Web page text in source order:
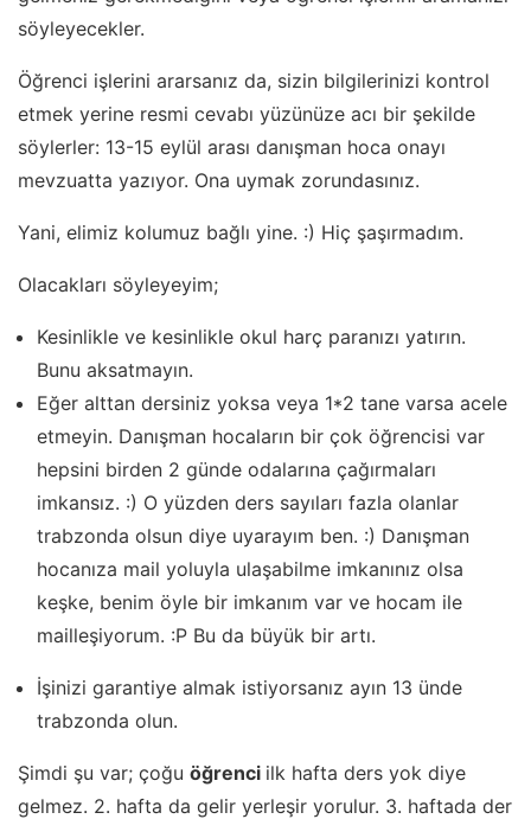
söyleyecekler.
Öğrenci işlerini ararsanız da, sizin bilgilerinizi kontrol
etmek yerine resmi cevabı yüzünüze acı bir şekilde
söylerler: 13-15 eylül arası danışman hoca onayı
mevzuatta yazıyor. Ona uymak zorundasınız.
Yani, elimiz kolumuz bağlı yine. :) Hiç şaşırmadım.
Olacakları söyleyeyim;
Kesinlikle ve kesinlikle okul harç paranızı yatırın.
Bunu aksatmayın.
Eğer alttan dersiniz yoksa veya 1*2 tane varsa acele
etmeyin. Danışman hocaların bir çok öğrencisi var
hepsini birden 2 günde odalarına çağırmaları
imkansız. :) O yüzden ders sayıları fazla olanlar
trabzonda olsun diye uyarayım ben. :) Danışman
hocanıza mail yoluyla ulaşabilme imkanınız olsa
keşke, benim öyle bir imkanım var ve hocam ile
mailleşiyorum. :P Bu da büyük bir artı.
İşinizi garantiye almak istiyorsanız ayın 13 ünde
trabzonda olun.
Şimdi şu var; çoğu öğrenci ilk hafta ders yok diye
gelmez. 2. hafta da gelir yerleşir yorulur. 3. haftada der